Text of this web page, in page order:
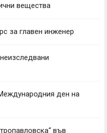
вещества
за главен инженер
ден на
във